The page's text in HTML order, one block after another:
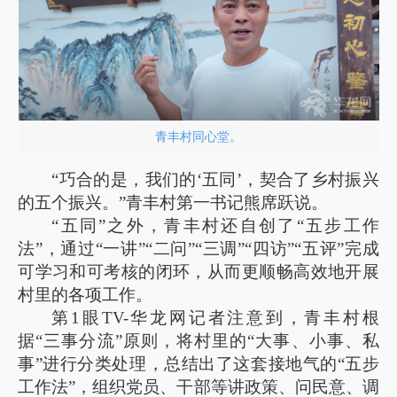
青丰村同心堂。
“巧合的是，我们的‘五同’，契合了乡村振兴
的五个振兴。”青丰村第一书记熊席跃说。
“五同”之外，青丰村还自创了“五步工作
法”，通过“一讲”“二问”“三调”“四访”“五评”完成
可学习和可考核的闭环，从而更顺畅高效地开展
村里的各项工作。
第1眼TV-华龙网记者注意到，青丰村根
据“三事分流”原则，将村里的“大事、小事、私
事”进行分类处理，总结出了这套接地气的“五步
工作法”，组织党员、干部等讲政策、问民意、调